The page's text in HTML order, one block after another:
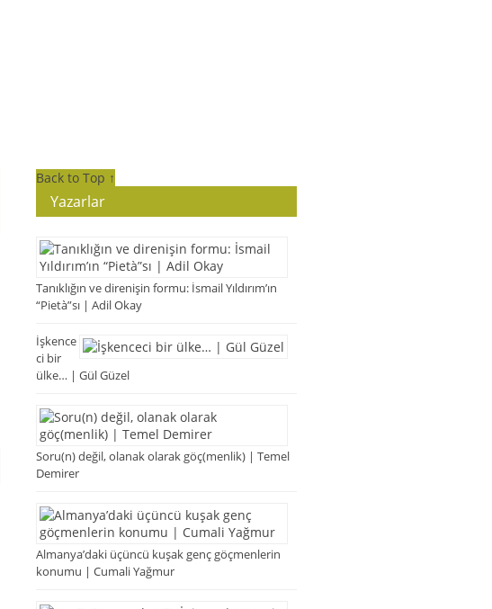
Back to Top ↑
Yazarlar
Tanıklığın ve direnişin formu: İsmail Yıldırım’ın
“Pietà”sı | Adil Okay
İşkence
ci bir
ülke… | Gül Güzel
Soru(n) değil, olanak olarak göç(menlik) | Temel
Demirer
Almanya’daki üçüncü kuşak genç göçmenlerin
konumu | Cumali Yağmur